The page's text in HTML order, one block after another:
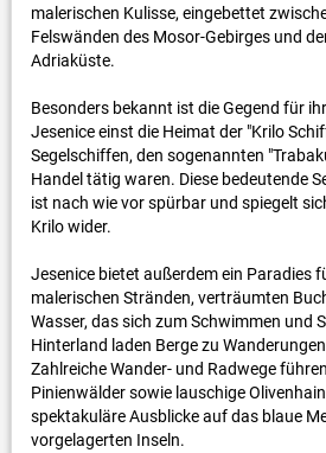
malerischen Kulisse, eingebettet
Felswänden des Mosor-Gebirges und
Adriaküste.
Besonders bekannt ist die Gegend für
Jesenice einst die Heimat der "Krilo
Segelschiffen, den sogenannten
Handel tätig waren. Diese bedeutende
ist nach wie vor spürbar und spiegelt
Krilo wider.
Jesenice bietet außerdem ein Paradies
malerischen Stränden, verträumten
Wasser, das sich zum Schwimmen und
Hinterland laden Berge zu
Zahlreiche Wander- und Radwege
Pinienwälder sowie lauschige
spektakuläre Ausblicke auf das blaue
vorgelagerten Inseln.